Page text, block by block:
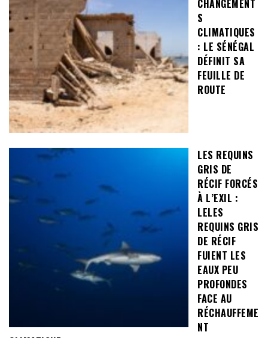
CHANGEMENT
S
CLIMATIQUES
: LE SÉNÉGAL
DÉFINIT SA
FEUILLE DE
ROUTE
LES REQUINS
GRIS DE
RÉCIF FORCÉS
À L’EXIL :
LELES
REQUINS GRIS
DE RÉCIF
FUIENT LES
EAUX PEU
PROFONDES
FACE AU
RÉCHAUFFEME
NT